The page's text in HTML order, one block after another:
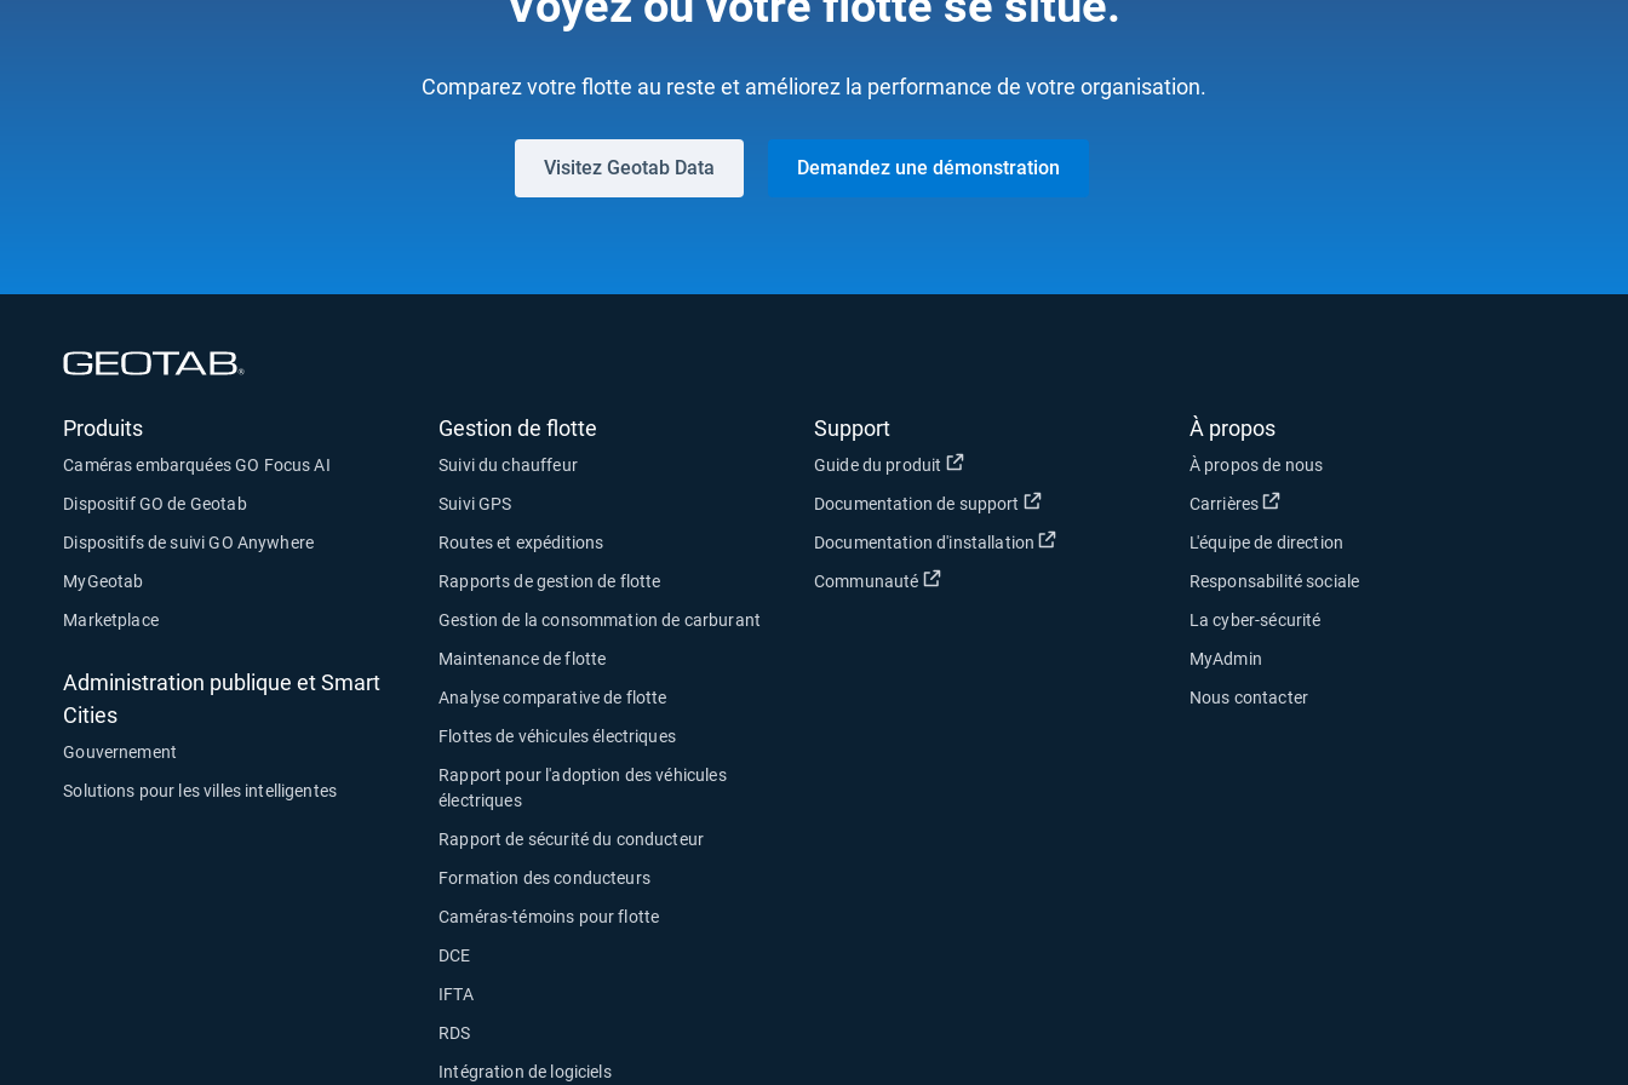
Comparez votre flotte au reste et améliorez la performance de votre organisation.
Visitez Geotab Data Demandez une démonstration
Produits
Caméras embarquées GO Focus AI
Dispositif GO de Geotab
Dispositifs de suivi GO Anywhere
MyGeotab
Marketplace
Administration publique et Smart
Cities
Gouvernement
Solutions pour les villes intelligentes
Gestion de flotte
Suivi du chauffeur
Suivi GPS
Routes et expéditions
Rapports de gestion de flotte
Gestion de la consommation de carburant
Maintenance de flotte
Analyse comparative de flotte
Flottes de véhicules électriques
Rapport pour l'adoption des véhicules
électriques
Rapport de sécurité du conducteur
Formation des conducteurs
Caméras-témoins pour flotte
DCE
IFTA
RDS
Intégration de logiciels
Support
Guide du produit Ouvrir dans une nouvelle fenêtre
Documentation de support Ouvrir dans une nouvelle fenêtre
Documentation d'installation Ouvrir dans une nouvelle fenêtre
Communauté Ouvrir dans une nouvelle fenêtre
À propos
À propos de nous
Carrières
Ouvrir dans une nouvelle fenêtre
L'équipe de direction
Responsabilité sociale
La cyber-sécurité
MyAdmin
Nous contacter